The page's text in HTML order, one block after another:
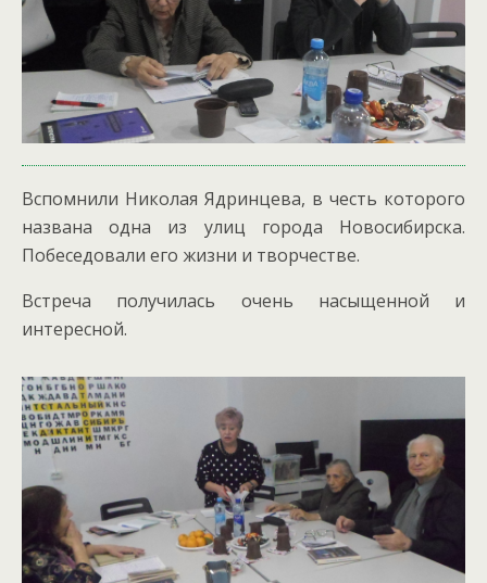
Вспомнили Николая Ядринцева, в честь которого
названа одна из улиц города Новосибирска.
Побеседовали его жизни и творчестве.
Встреча получилась очень насыщенной и
интересной.